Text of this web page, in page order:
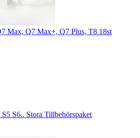
Max, Q7 Max+, Q7 Plus, T8 18st
S6.. Stora Tillbehörspaket